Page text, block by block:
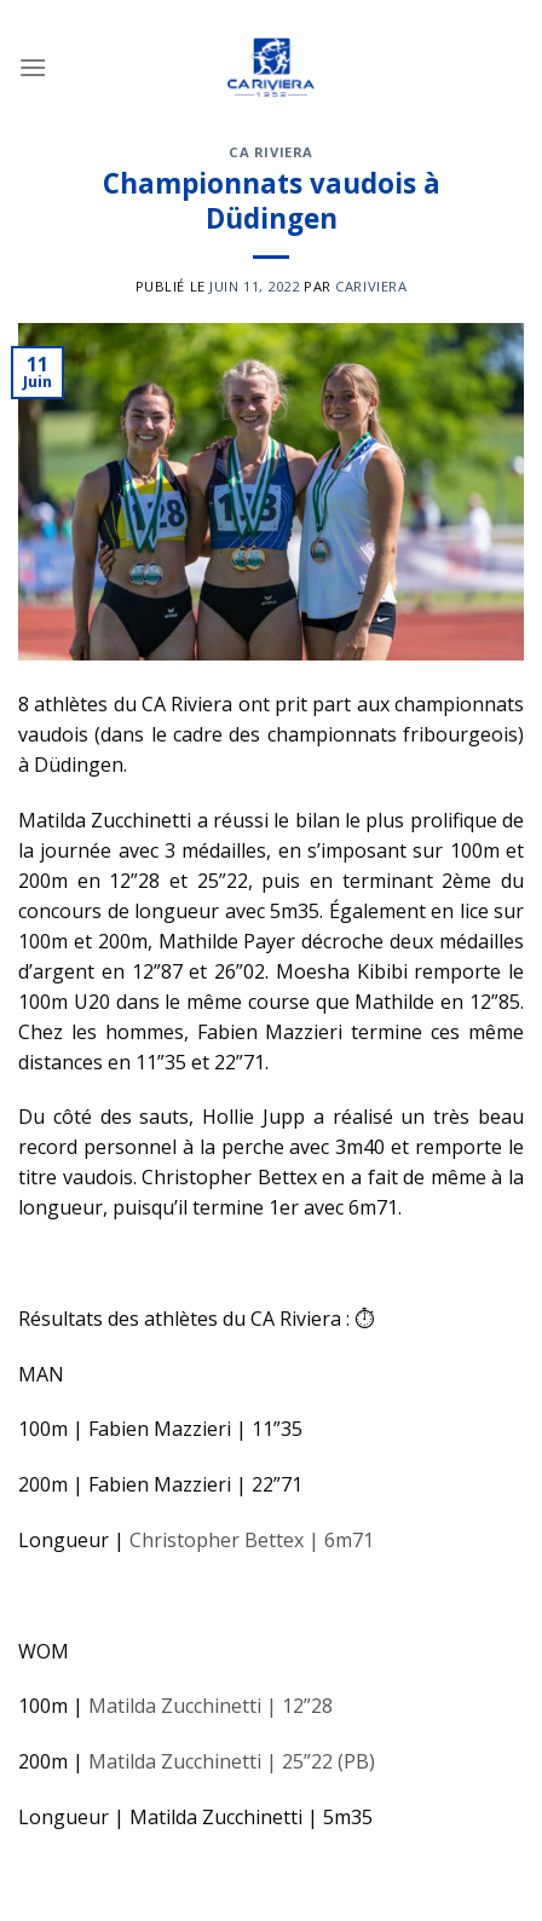
contenu
CA RIVIERA
Championnats vaudois à
Düdingen
PUBLIÉ LE JUIN 11, 2022 PAR CARIVIERA
11
Juin
8 athlètes du CA Riviera ont prit part aux championnats
vaudois (dans le cadre des championnats fribourgeois)
à Düdingen.
Matilda Zucchinetti a réussi le bilan le plus prolifique de
la journée avec 3 médailles, en s’imposant sur 100m et
200m en 12”28 et 25”22, puis en terminant 2ème du
concours de longueur avec 5m35. Également en lice sur
100m et 200m, Mathilde Payer décroche deux médailles
d’argent en 12”87 et 26”02. Moesha Kibibi remporte le
100m U20 dans le même course que Mathilde en 12”85.
Chez les hommes, Fabien Mazzieri termine ces même
distances en 11”35 et 22”71.
Du côté des sauts, Hollie Jupp a réalisé un très beau
record personnel à la perche avec 3m40 et remporte le
titre vaudois. Christopher Bettex en a fait de même à la
longueur, puisqu’il termine 1er avec 6m71.
Résultats des athlètes du CA Riviera : ⏱
MAN
100m | Fabien Mazzieri | 11”35
200m | Fabien Mazzieri | 22”71
Longueur | Christopher Bettex | 6m71
WOM
100m | Matilda Zucchinetti | 12”28
200m | Matilda Zucchinetti | 25”22 (PB)
Longueur | Matilda Zucchinetti | 5m35